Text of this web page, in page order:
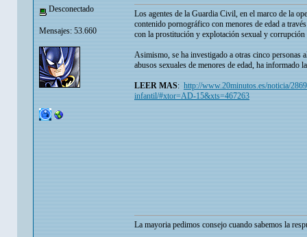
Desconectado
Mensajes: 53.660
Los agentes de la Guardia Civil, en el marco de la
contenido pornográfico con menores de edad a
con la prostitución y explotación sexual y corrupción
Asimismo, se ha investigado a otras cinco personas
abusos sexuales de menores de edad, ha informado
LEER MAS:http://www.20minutos.es/noticia/
infantil/#xtor=AD-15&xts=467263
La mayoria pedimos consejo cuando sabemos la